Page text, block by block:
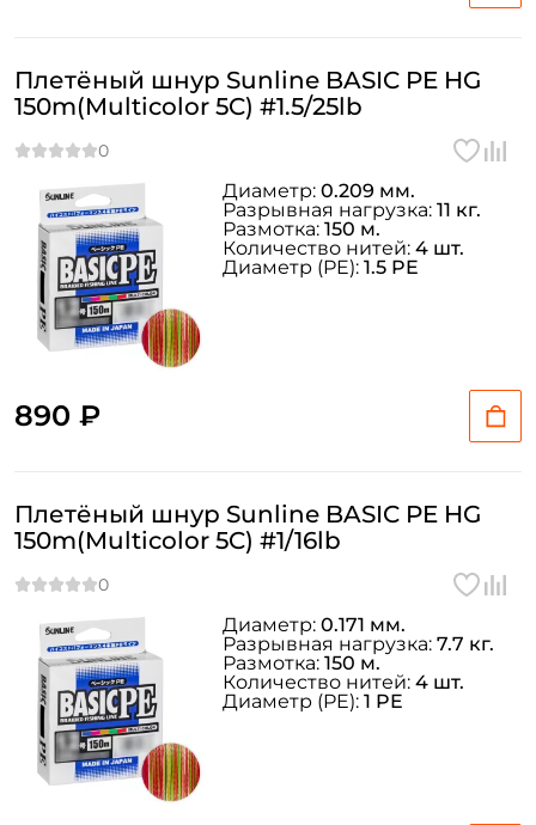
Плетёный шнур Sunline BASIC PE HG
150m(Multicolor 5C) #1.5/25lb
890 ₽
Диаметр: 0.209 мм.
Разрывная нагрузка: 11 кг.
Размотка: 150 м.
Количество нитей: 4 шт.
Диаметр (PE): 1.5 PE
Плетёный шнур Sunline BASIC PE HG
150m(Multicolor 5C) #1/16lb
Диаметр: 0.171 мм.
Разрывная нагрузка: 7.7 кг.
Размотка: 150 м.
Количество нитей: 4 шт.
Диаметр (PE): 1 PE